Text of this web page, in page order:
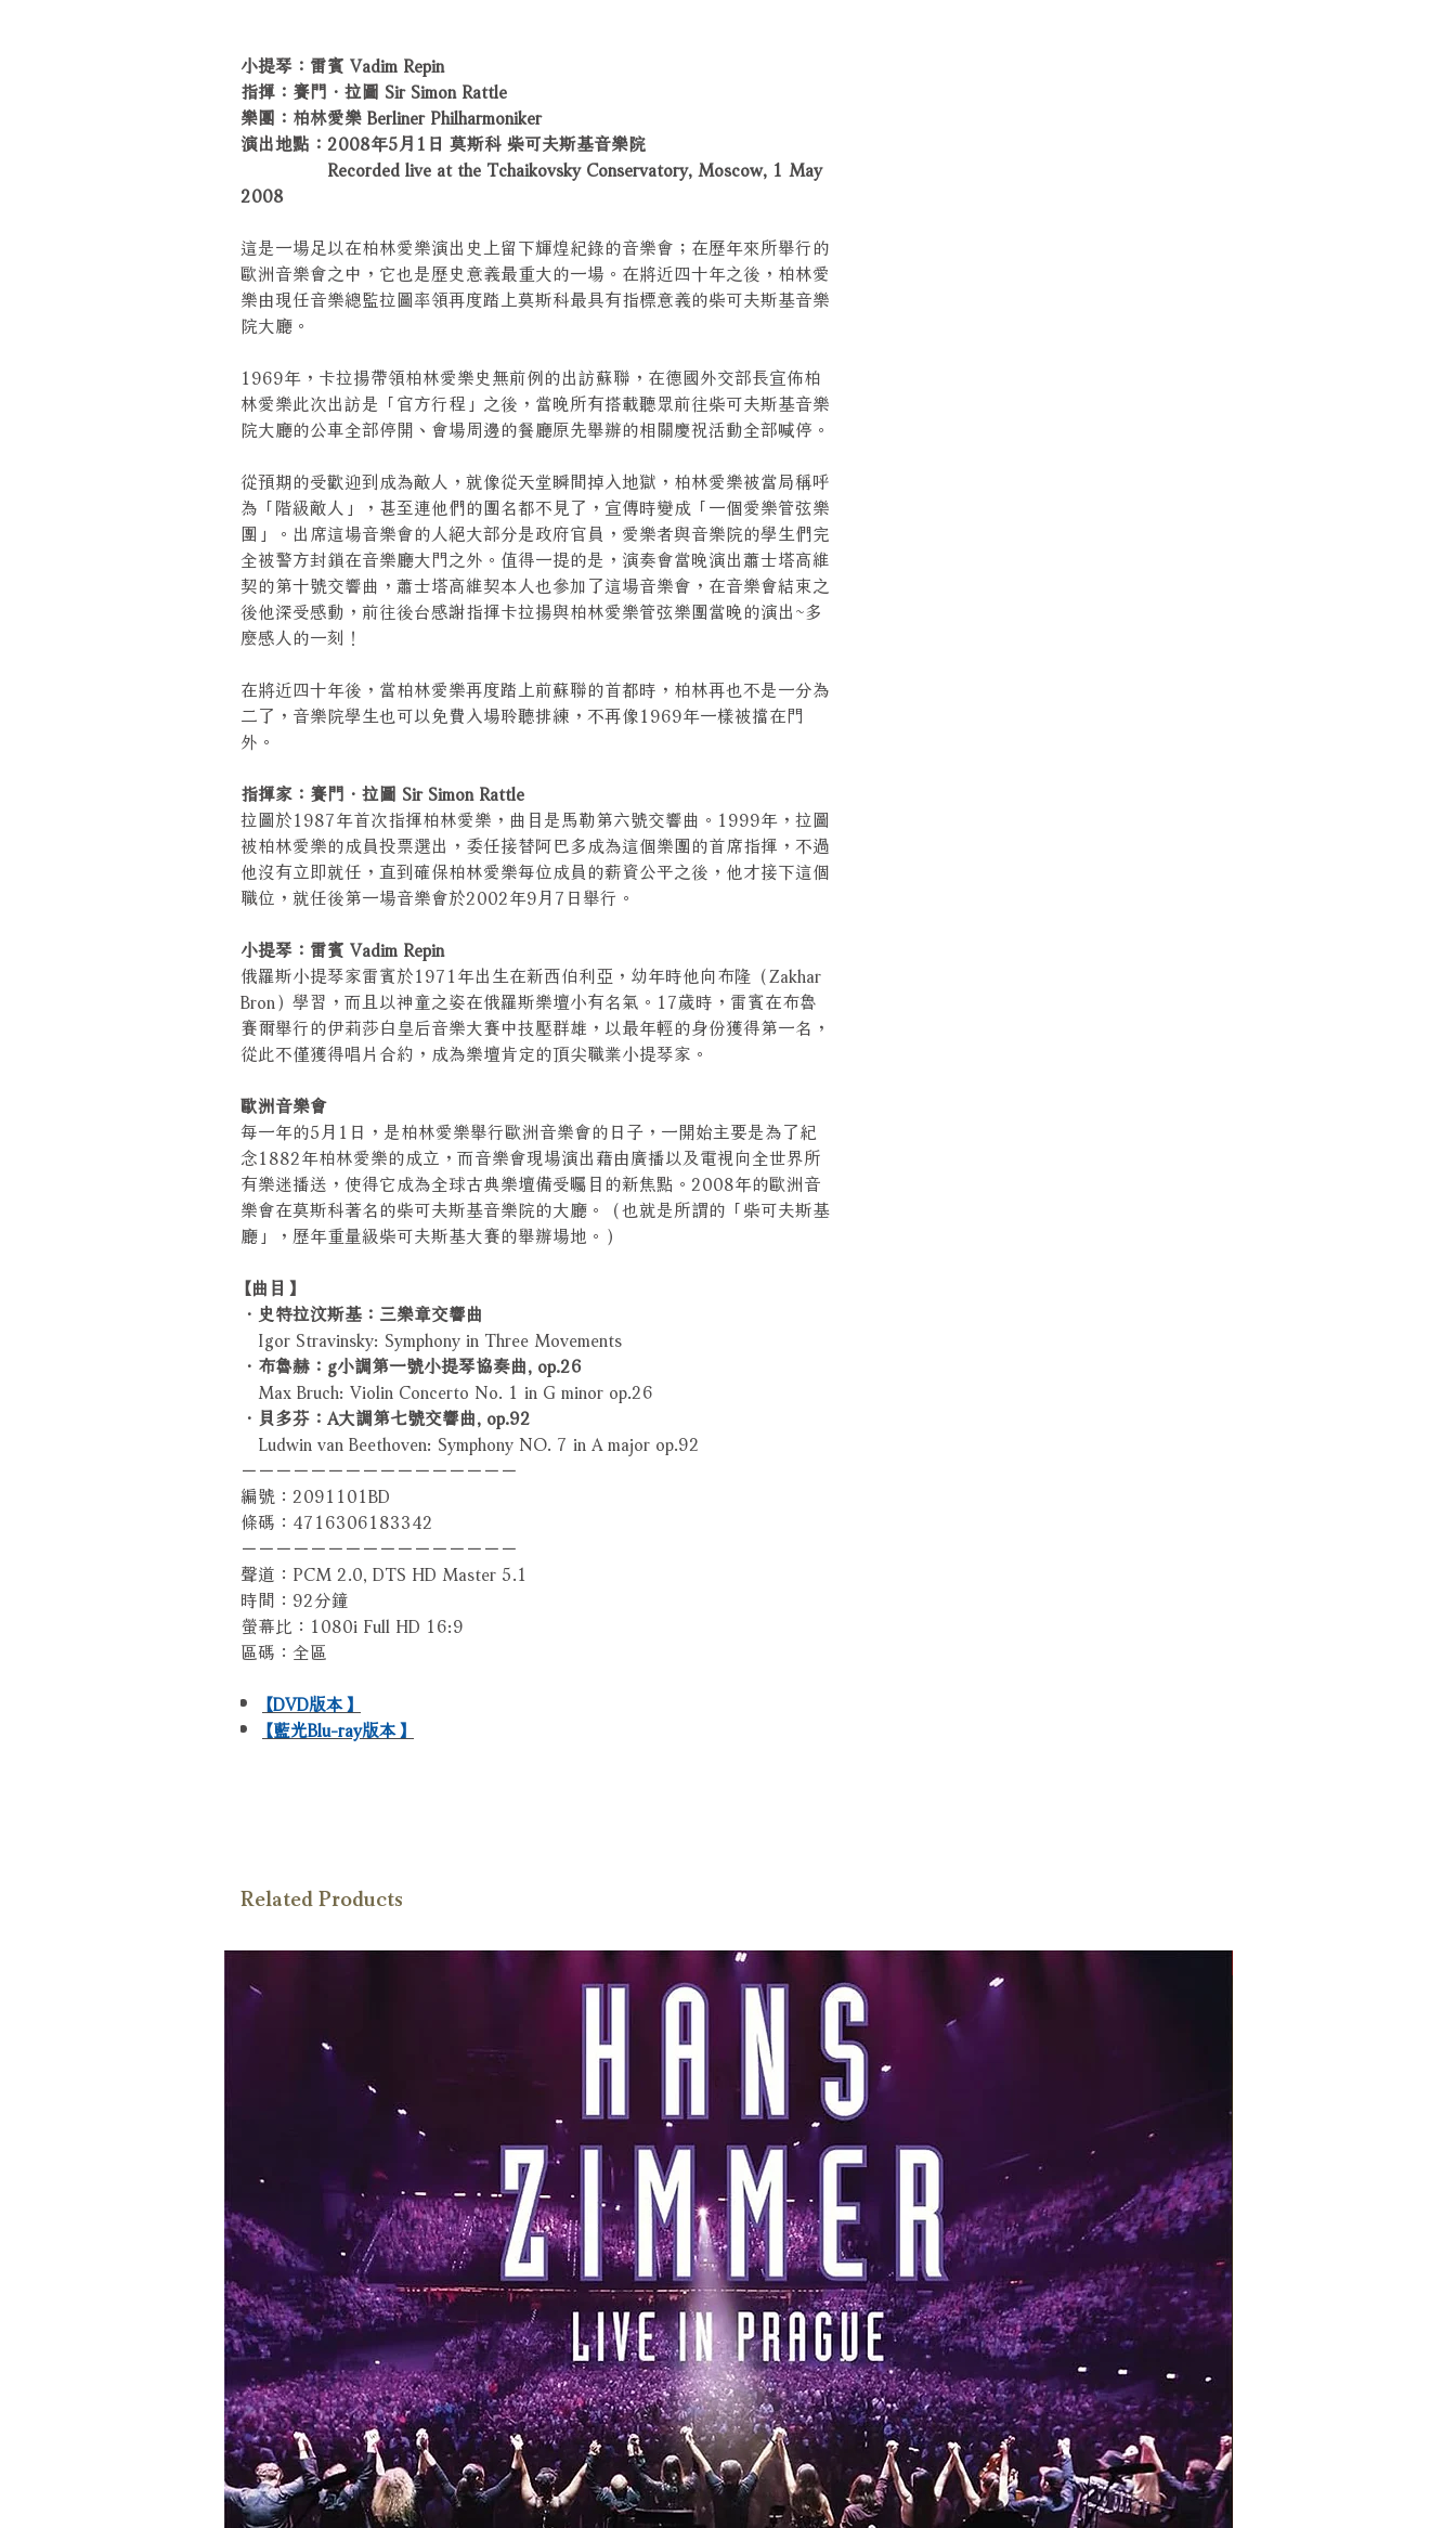
小提琴：雷賓 Vadim Repin
指揮：賽門．拉圖 Sir Simon Rattle
樂團：柏林愛樂 Berliner Philharmoniker
演出地點：2008年5月1日 莫斯科 柴可夫斯基音樂院
Recorded live at the Tchaikovsky Conservatory, Moscow, 1 May
2008
這是一場足以在柏林愛樂演出史上留下輝煌紀錄的音樂會；在歷年來所舉行的
歐洲音樂會之中，它也是歷史意義最重大的一場。在將近四十年之後，柏林愛
樂由現任音樂總監拉圖率領再度踏上莫斯科最具有指標意義的柴可夫斯基音樂
院大廳。
1969年，卡拉揚帶領柏林愛樂史無前例的出訪蘇聯，在德國外交部長宣佈柏
林愛樂此次出訪是「官方行程」之後，當晚所有搭載聽眾前往柴可夫斯基音樂
院大廳的公車全部停開、會場周邊的餐廳原先舉辦的相關慶祝活動全部喊停。
從預期的受歡迎到成為敵人，就像從天堂瞬間掉入地獄，柏林愛樂被當局稱呼
為「階級敵人」，甚至連他們的團名都不見了，宣傳時變成「一個愛樂管弦樂
團」。出席這場音樂會的人絕大部分是政府官員，愛樂者與音樂院的學生們完
全被警方封鎖在音樂廳大門之外。值得一提的是，演奏會當晚演出蕭士塔高維
契的第十號交響曲，蕭士塔高維契本人也參加了這場音樂會，在音樂會結束之
後他深受感動，前往後台感謝指揮卡拉揚與柏林愛樂管弦樂團當晚的演出~多
麼感人的一刻！
在將近四十年後，當柏林愛樂再度踏上前蘇聯的首都時，柏林再也不是一分為
二了，音樂院學生也可以免費入場聆聽排練，不再像1969年一樣被擋在門
外。
指揮家：賽門．拉圖 Sir Simon Rattle
拉圖於1987年首次指揮柏林愛樂，曲目是馬勒第六號交響曲。1999年，拉圖
被柏林愛樂的成員投票選出，委任接替阿巴多成為這個樂團的首席指揮，不過
他沒有立即就任，直到確保柏林愛樂每位成員的薪資公平之後，他才接下這個
職位，就任後第一場音樂會於2002年9月7日舉行。
小提琴：雷賓 Vadim Repin
俄羅斯小提琴家雷賓於1971年出生在新西伯利亞，幼年時他向布隆（Zakhar
Bron）學習，而且以神童之姿在俄羅斯樂壇小有名氣。17歲時，雷賓在布魯
賽爾舉行的伊莉莎白皇后音樂大賽中技壓群雄，以最年輕的身份獲得第一名，
從此不僅獲得唱片合約，成為樂壇肯定的頂尖職業小提琴家。
歐洲音樂會
每一年的5月1日，是柏林愛樂舉行歐洲音樂會的日子，一開始主要是為了紀
念1882年柏林愛樂的成立，而音樂會現場演出藉由廣播以及電視向全世界所
有樂迷播送，使得它成為全球古典樂壇備受矚目的新焦點。2008年的歐洲音
樂會在莫斯科著名的柴可夫斯基音樂院的大廳。（也就是所謂的「柴可夫斯基
廳」，歷年重量級柴可夫斯基大賽的舉辦場地。）
【曲目】
．史特拉汶斯基：三樂章交響曲
Igor Stravinsky: Symphony in Three Movements
．布魯赫：g小調第一號小提琴協奏曲, op.26
Max Bruch: Violin Concerto No. 1 in G minor op.26
．貝多芬：A大調第七號交響曲, op.92
Ludwin van Beethoven: Symphony NO. 7 in A major op.92
－－－－－－－－－－－－－－－－
編號：2091101BD
條碼：4716306183342
－－－－－－－－－－－－－－－－
聲道：PCM 2.0, DTS HD Master 5.1
時間：92分鐘
螢幕比：1080i Full HD 16:9
區碼：全區
【DVD版本】
【藍光Blu-ray版本】
Related Products